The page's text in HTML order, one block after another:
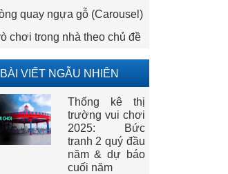
quay ngựa gỗ (Carousel)
chơi trong nhà theo chủ đề
BÀI VIẾT NGẪU NHIÊN
Thống kê thị
trường vui chơi
2025: Bức
tranh 2 quý đầu
năm & dự báo
cuối năm